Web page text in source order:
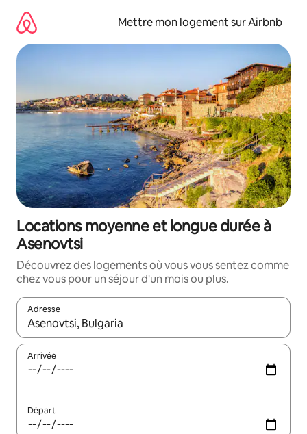
directement
contenu
Mettre mon logement sur Airbnb
Locations moyenne et longue durée à
Asenovtsi
Découvrez des logements où vous vous sentez comme
chez vous pour un séjour d'un mois ou plus.
Adresse
Lorsque les résultats s'affichent, utilisez les flèches vers le
Arrivée
Départ